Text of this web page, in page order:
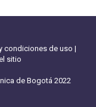
condiciones de uso |
sitio
de Bogotá 2022